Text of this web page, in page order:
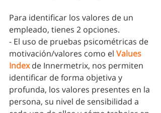
Para identificar los valores de un
empleado, tienes 2 opciones.
- El uso de pruebas psicométricas de
motivación/valores como el Values
Index de Innermetrix, nos permiten
identificar de forma objetiva y
profunda, los valores presentes en la
persona, su nivel de sensibilidad a